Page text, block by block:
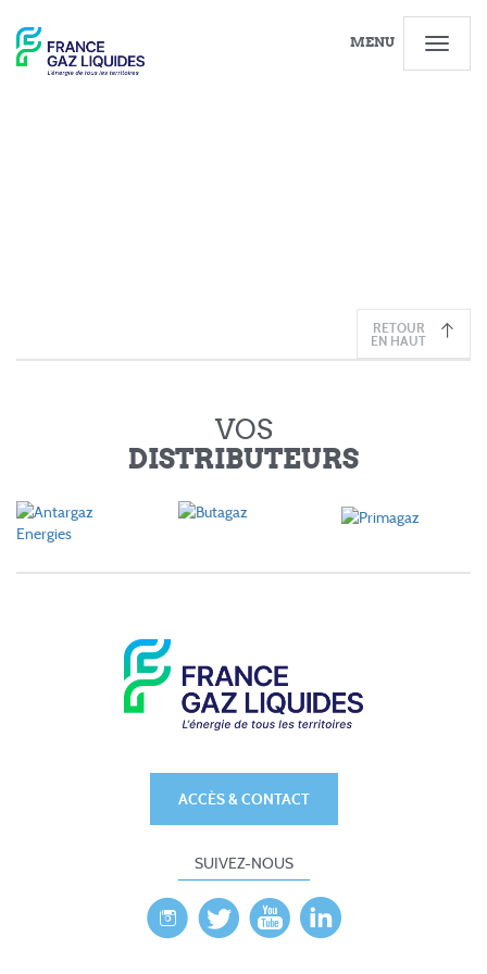
MENU
RETOUR
EN HAUT
VOS
DISTRIBUTEURS
ACCÈS & CONTACT
SUIVEZ-NOUS